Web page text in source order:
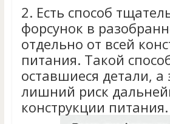
2. Есть способ
форсунок в
отдельно от всей
питания. Такой
оставшиеся детали, а
лишний риск
конструкции питания.